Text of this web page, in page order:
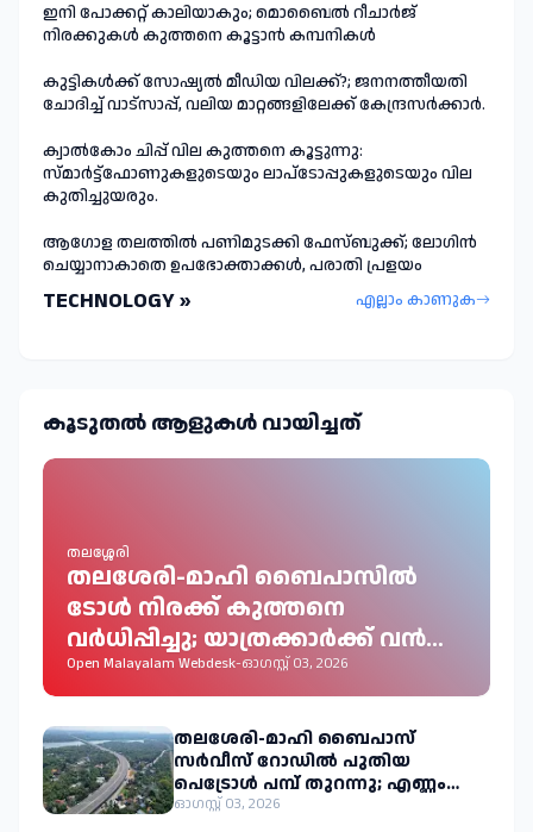
ഇനി പോക്കറ്റ് കാലിയാകും; മൊബൈൽ റീചാർജ്
നിരക്കുകൾ കുത്തനെ കൂട്ടാൻ കമ്പനികൾ
കുട്ടികൾക്ക് സോഷ്യൽ മീഡിയ വിലക്ക്?; ജനനത്തീയതി
ചോദിച്ച് വാട്‌സാപ്പ്, വലിയ മാറ്റങ്ങളിലേക്ക് കേന്ദ്രസർക്കാർ.
ക്വാൽകോം ചിപ്പ് വില കുത്തനെ കൂട്ടുന്നു:
സ്മാർട്ട്ഫോണുകളുടെയും ലാപ്ടോപ്പുകളുടെയും വില
കുതിച്ചുയരും.
ആഗോള തലത്തിൽ പണിമുടക്കി ഫേസ്ബുക്ക്; ലോഗിന്‍
ചെയ്യാനാകാതെ ഉപഭോക്താക്കള്‍, പരാതി പ്രളയം
TECHNOLOGY » എല്ലാം കാണുക
കൂടുതല്‍ ആളുകള്‍ വായിച്ചത്
തലശ്ശേരി
തലശേരി-മാഹി ബൈപാസിൽ
ടോൾ നിരക്ക് കുത്തനെ
വർധിപ്പിച്ചു; യാത്രക്കാർക്ക് വൻ
തിരിച്ചടി
Open Malayalam Webdesk-ഓഗസ്റ്റ് 03, 2026
തലശേരി-മാഹി ബൈപാസ്
സർവീസ് റോഡിൽ പുതിയ
പെട്രോൾ പമ്പ് തുറന്നു; എണ്ണം
ഒമ്പതായി
ഓഗസ്റ്റ് 03, 2026